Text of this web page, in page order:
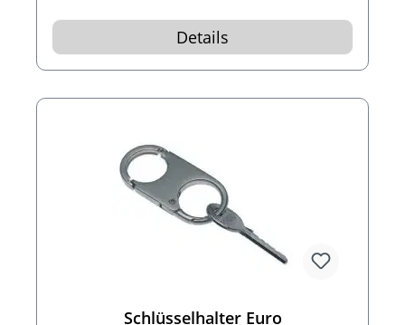
Details
Schlüsselhalter Euro